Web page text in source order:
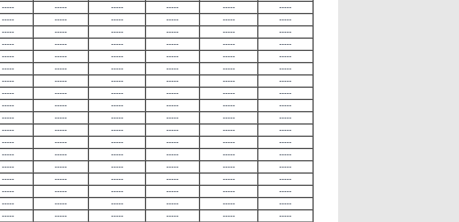
----- ----- ----- ----- -----
-----
----- ----- ----- ----- -----
-----
----- ----- ----- ----- -----
-----
----- ----- ----- ----- -----
-----
----- ----- ----- ----- -----
-----
----- ----- ----- ----- -----
-----
----- ----- ----- ----- -----
-----
----- ----- ----- ----- -----
-----
----- ----- ----- ----- -----
-----
----- ----- ----- ----- -----
-----
----- ----- ----- ----- -----
-----
----- ----- ----- ----- -----
-----
----- ----- ----- ----- -----
-----
----- ----- ----- ----- -----
-----
----- ----- ----- ----- -----
-----
----- ----- ----- ----- -----
-----
----- ----- ----- ----- -----
-----
----- ----- ----- ----- -----
-----